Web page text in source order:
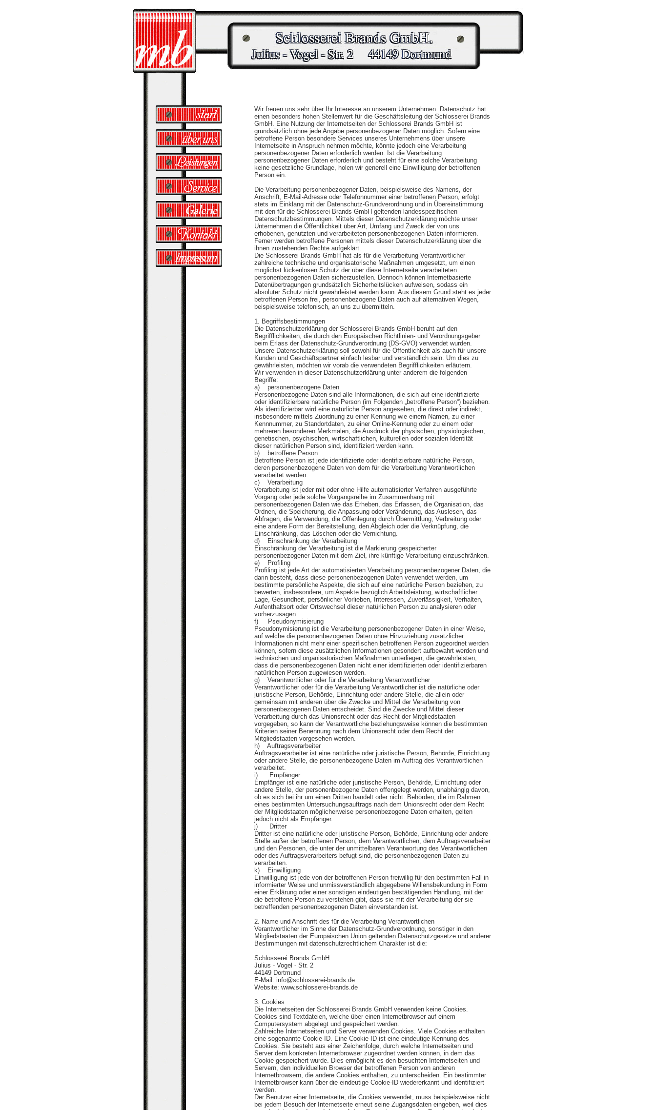
Wir freuen uns sehr über Ihr Interesse an unserem Unternehmen. Datenschutz hat
einen besonders hohen Stellenwert für die Geschäftsleitung der Schlosserei Brands
GmbH. Eine Nutzung der Internetseiten der Schlosserei Brands GmbH ist
grundsätzlich ohne jede Angabe personenbezogener Daten möglich. Sofern eine
betroffene Person besondere Services unseres Unternehmens über unsere
Internetseite in Anspruch nehmen möchte, könnte jedoch eine Verarbeitung
personenbezogener Daten erforderlich werden. Ist die Verarbeitung
personenbezogener Daten erforderlich und besteht für eine solche Verarbeitung
keine gesetzliche Grundlage, holen wir generell eine Einwilligung der betroffenen
Person ein.
Die Verarbeitung personenbezogener Daten, beispielsweise des Namens, der
Anschrift, E-Mail-Adresse oder Telefonnummer einer betroffenen Person, erfolgt
stets im Einklang mit der Datenschutz-Grundverordnung und in Übereinstimmung
mit den für die Schlosserei Brands GmbH geltenden landesspezifischen
Datenschutzbestimmungen. Mittels dieser Datenschutzerklärung möchte unser
Unternehmen die Öffentlichkeit über Art, Umfang und Zweck der von uns
erhobenen, genutzten und verarbeiteten personenbezogenen Daten informieren.
Ferner werden betroffene Personen mittels dieser Datenschutzerklärung über die
ihnen zustehenden Rechte aufgeklärt.
Die Schlosserei Brands GmbH hat als für die Verarbeitung Verantwortlicher
zahlreiche technische und organisatorische Maßnahmen umgesetzt, um einen
möglichst lückenlosen Schutz der über diese Internetseite verarbeiteten
personenbezogenen Daten sicherzustellen. Dennoch können Internetbasierte
Datenübertragungen grundsätzlich Sicherheitslücken aufweisen, sodass ein
absoluter Schutz nicht gewährleistet werden kann. Aus diesem Grund steht es jeder
betroffenen Person frei, personenbezogene Daten auch auf alternativen Wegen,
beispielsweise telefonisch, an uns zu übermitteln.
1. Begriffsbestimmungen
Die Datenschutzerklärung der Schlosserei Brands GmbH beruht auf den
Begrifflichkeiten, die durch den Europäischen Richtlinien- und Verordnungsgeber
beim Erlass der Datenschutz-Grundverordnung (DS-GVO) verwendet wurden.
Unsere Datenschutzerklärung soll sowohl für die Öffentlichkeit als auch für unsere
Kunden und Geschäftspartner einfach lesbar und verständlich sein. Um dies zu
gewährleisten, möchten wir vorab die verwendeten Begrifflichkeiten erläutern.
Wir verwenden in dieser Datenschutzerklärung unter anderem die folgenden
Begriffe:
a) personenbezogene Daten
Personenbezogene Daten sind alle Informationen, die sich auf eine identifizierte
oder identifizierbare natürliche Person (im Folgenden „betroffene Person“) beziehen.
Als identifizierbar wird eine natürliche Person angesehen, die direkt oder indirekt,
insbesondere mittels Zuordnung zu einer Kennung wie einem Namen, zu einer
Kennnummer, zu Standortdaten, zu einer Online-Kennung oder zu einem oder
mehreren besonderen Merkmalen, die Ausdruck der physischen, physiologischen,
genetischen, psychischen, wirtschaftlichen, kulturellen oder sozialen Identität
dieser natürlichen Person sind, identifiziert werden kann.
b) betroffene Person
Betroffene Person ist jede identifizierte oder identifizierbare natürliche Person,
deren personenbezogene Daten von dem für die Verarbeitung Verantwortlichen
verarbeitet werden.
c) Verarbeitung
Verarbeitung ist jeder mit oder ohne Hilfe automatisierter Verfahren ausgeführte
Vorgang oder jede solche Vorgangsreihe im Zusammenhang mit
personenbezogenen Daten wie das Erheben, das Erfassen, die Organisation, das
Ordnen, die Speicherung, die Anpassung oder Veränderung, das Auslesen, das
Abfragen, die Verwendung, die Offenlegung durch Übermittlung, Verbreitung oder
eine andere Form der Bereitstellung, den Abgleich oder die Verknüpfung, die
Einschränkung, das Löschen oder die Vernichtung.
d) Einschränkung der Verarbeitung
Einschränkung der Verarbeitung ist die Markierung gespeicherter
personenbezogener Daten mit dem Ziel, ihre künftige Verarbeitung einzuschränken.
e) Profiling
Profiling ist jede Art der automatisierten Verarbeitung personenbezogener Daten, die
darin besteht, dass diese personenbezogenen Daten verwendet werden, um
bestimmte persönliche Aspekte, die sich auf eine natürliche Person beziehen, zu
bewerten, insbesondere, um Aspekte bezüglich Arbeitsleistung, wirtschaftlicher
Lage, Gesundheit, persönlicher Vorlieben, Interessen, Zuverlässigkeit, Verhalten,
Aufenthaltsort oder Ortswechsel dieser natürlichen Person zu analysieren oder
vorherzusagen.
f) Pseudonymisierung
Pseudonymisierung ist die Verarbeitung personenbezogener Daten in einer Weise,
auf welche die personenbezogenen Daten ohne Hinzuziehung zusätzlicher
Informationen nicht mehr einer spezifischen betroffenen Person zugeordnet werden
können, sofern diese zusätzlichen Informationen gesondert aufbewahrt werden und
technischen und organisatorischen Maßnahmen unterliegen, die gewährleisten,
dass die personenbezogenen Daten nicht einer identifizierten oder identifizierbaren
natürlichen Person zugewiesen werden.
g) Verantwortlicher oder für die Verarbeitung Verantwortlicher
Verantwortlicher oder für die Verarbeitung Verantwortlicher ist die natürliche oder
juristische Person, Behörde, Einrichtung oder andere Stelle, die allein oder
gemeinsam mit anderen über die Zwecke und Mittel der Verarbeitung von
personenbezogenen Daten entscheidet. Sind die Zwecke und Mittel dieser
Verarbeitung durch das Unionsrecht oder das Recht der Mitgliedstaaten
vorgegeben, so kann der Verantwortliche beziehungsweise können die bestimmten
Kriterien seiner Benennung nach dem Unionsrecht oder dem Recht der
Mitgliedstaaten vorgesehen werden.
h) Auftragsverarbeiter
Auftragsverarbeiter ist eine natürliche oder juristische Person, Behörde, Einrichtung
oder andere Stelle, die personenbezogene Daten im Auftrag des Verantwortlichen
verarbeitet.
i) Empfänger
Empfänger ist eine natürliche oder juristische Person, Behörde, Einrichtung oder
andere Stelle, der personenbezogene Daten offengelegt werden, unabhängig davon,
ob es sich bei ihr um einen Dritten handelt oder nicht. Behörden, die im Rahmen
eines bestimmten Untersuchungsauftrags nach dem Unionsrecht oder dem Recht
der Mitgliedstaaten möglicherweise personenbezogene Daten erhalten, gelten
jedoch nicht als Empfänger.
j) Dritter
Dritter ist eine natürliche oder juristische Person, Behörde, Einrichtung oder andere
Stelle außer der betroffenen Person, dem Verantwortlichen, dem Auftragsverarbeiter
und den Personen, die unter der unmittelbaren Verantwortung des Verantwortlichen
oder des Auftragsverarbeiters befugt sind, die personenbezogenen Daten zu
verarbeiten.
k) Einwilligung
Einwilligung ist jede von der betroffenen Person freiwillig für den bestimmten Fall in
informierter Weise und unmissverständlich abgegebene Willensbekundung in Form
einer Erklärung oder einer sonstigen eindeutigen bestätigenden Handlung, mit der
die betroffene Person zu verstehen gibt, dass sie mit der Verarbeitung der sie
betreffenden personenbezogenen Daten einverstanden ist.
2. Name und Anschrift des für die Verarbeitung Verantwortlichen
Verantwortlicher im Sinne der Datenschutz-Grundverordnung, sonstiger in den
Mitgliedstaaten der Europäischen Union geltenden Datenschutzgesetze und anderer
Bestimmungen mit datenschutzrechtlichem Charakter ist die:
Schlosserei Brands GmbH
Julius - Vogel - Str. 2
44149 Dortmund
E-Mail: info@schlosserei-brands.de
Website: www.schlosserei-brands.de
3. Cookies
Die Internetseiten der Schlosserei Brands GmbH verwenden keine Cookies.
Cookies sind Textdateien, welche über einen Internetbrowser auf einem
Computersystem abgelegt und gespeichert werden.
Zahlreiche Internetseiten und Server verwenden Cookies. Viele Cookies enthalten
eine sogenannte Cookie-ID. Eine Cookie-ID ist eine eindeutige Kennung des
Cookies. Sie besteht aus einer Zeichenfolge, durch welche Internetseiten und
Server dem konkreten Internetbrowser zugeordnet werden können, in dem das
Cookie gespeichert wurde. Dies ermöglicht es den besuchten Internetseiten und
Servern, den individuellen Browser der betroffenen Person von anderen
Internetbrowsern, die andere Cookies enthalten, zu unterscheiden. Ein bestimmter
Internetbrowser kann über die eindeutige Cookie-ID wiedererkannt und identifiziert
werden.
Der Benutzer einer Internetseite, die Cookies verwendet, muss beispielsweise nicht
bei jedem Besuch der Internetseite erneut seine Zugangsdaten eingeben, weil dies